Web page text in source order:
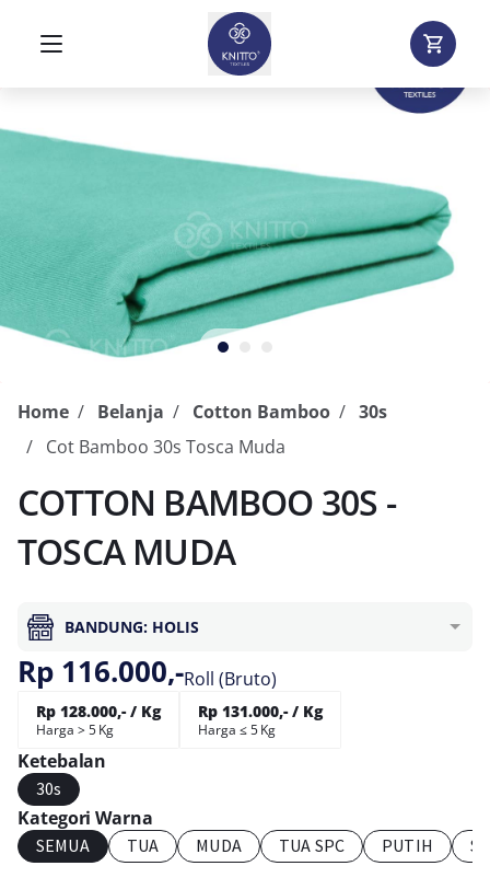
Home Belanja Cotton Bamboo
30s
Cot Bamboo 30s Tosca Muda
COTTON BAMBOO 30S -
TOSCA MUDA
BANDUNG: HOLIS
Rp 116.000,-Roll (Bruto)
Rp 128.000,- / Kg
Harga > 5 Kg
Rp 131.000,- / Kg
Harga ≤ 5 Kg
Ketebalan
30s
Kategori Warna
SEMUA TUA MUDA TUA SPC PUTIH